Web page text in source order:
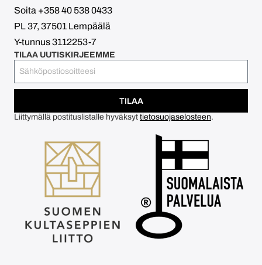
Soita +358 40 538 0433
PL 37, 37501 Lempäälä
Y-tunnus 3112253-7
TILAA UUTISKIRJEEMME
TILAA
Liittymällä postituslistalle hyväksyt tietosuojaselosteen.